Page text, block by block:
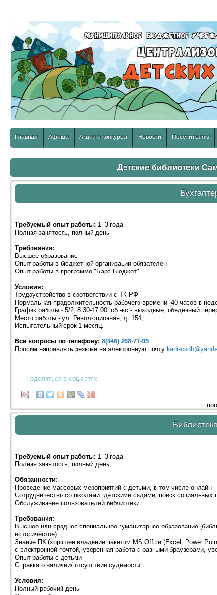
Главная Афиша Акции и конкурсы Новости Посетителям
Детские библиотеки
Требуемый опыт работы: 1–3 года
Полная занятость, полный день
Требования:
Высшее образование
Опыт работы в бюджетной организации обязателен
Опыт работы в программе "Барс Бюджет"
Условия:
Трудоустройство в соответствии с ТК РФ;
Нормальная продолжительность рабочего времени (40 часов в
График работы - 5/2, 8.30-17.00, сб.-вс.- выходные, обеденный
Место работы - ул. Революционная, д. 154;
Испытательный срок 1 месяц.
Все вопросы по телефону:8(846) 268-77-95
Просим направлять резюме на электронную почту kadr-
Поделиться в соц.сетях
Требуемый опыт работы: 1–3 года
Полная занятость, полный день
Обязанности:
Проведение массовых мероприятий с детьми, в том числе онлайн
Сотрудничество со школами, детскими садами, поиск социальных
Обслуживание пользователей библиотеки
Требования:
Высшее или среднее специальное гуманитарное образование
историческое).
Знание ПК (хорошее владение пакетом MS Office (Excel, Power
с электронной почтой, уверенная работа с разными браузерами,
Опыт работы с детьми
Справка о наличии/ отсутствии судимости
Условия:
Полный рабочий день